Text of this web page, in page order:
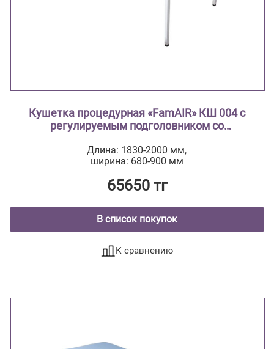
Кушетка процедурная «FamAIR» КШ 004 с
регулируемым подголовником со
Длина: 1830-2000 мм,
ширина: 680-900 мм
65650 тг
В список покупок
К сравнению